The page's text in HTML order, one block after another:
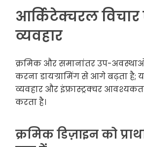
आर्किटेक्चरल विचार
व्यवहार
क्रमिक और समानांतर उप-
करना डायग्रामिंग से आगे बढ़ता है;
व्यवहार और इंफ्रास्ट्रक्चर
करता है।
क्रमिक डिज़ाइन को